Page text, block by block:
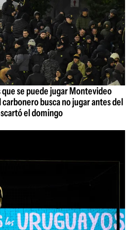
que se puede jugar Montevideo
busca no jugar antes del
el domingo